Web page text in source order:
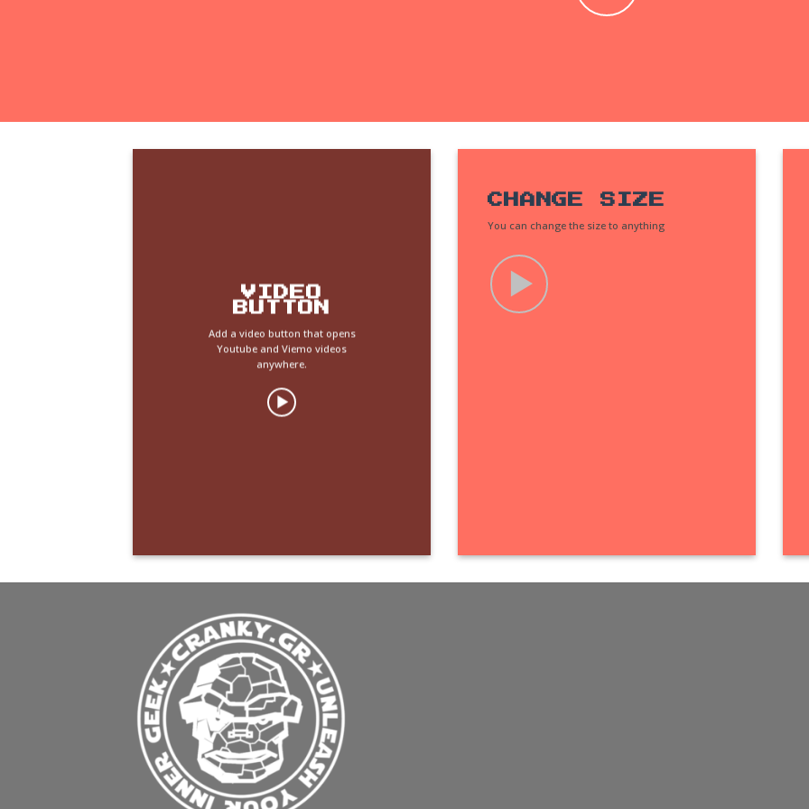
VIDEO
BUTTON
Add a video button that opens
Youtube and Viemo videos
anywhere.
CHANGE SIZE
You can change the size to anything